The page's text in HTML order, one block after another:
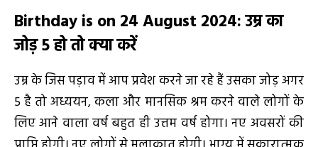
Birthday is on 24 August 2024:उम्र का
जोड़5हो तो क्या करें
उम्र के जिस पड़ाव में आप प्रवेश करने जा रहे हैं उसका जोड़ अगर
5 है तो अध्ययन, कला और मानसिक श्रम करने वाले लोगों के
लिए आने वाला वर्ष बहुत ही उत्तम वर्ष होगा। नए अवसरों की